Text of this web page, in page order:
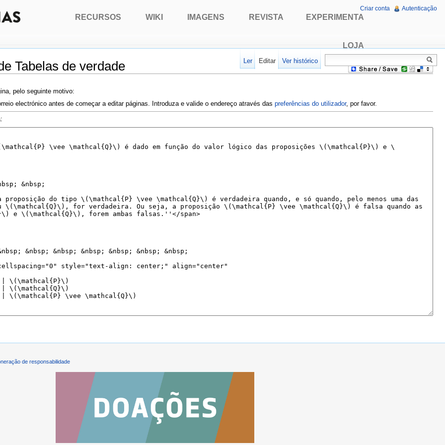
Tabelas de verdade
pelo seguinte motivo:
electrónico antes de começar a editar páginas. Introduza e valide o endereço através das preferências do utilizador, por favor.
RECURSOS WIKI IMAGENS REVISTA EXPERIMENTA
LOJA
Criar conta Autenticação
Ler Editar Ver histórico
de responsabilidade